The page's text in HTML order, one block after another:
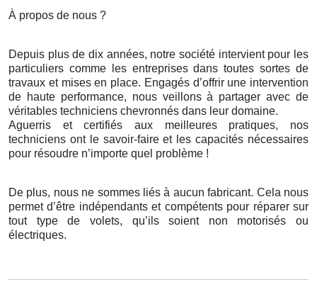
À propos de nous ?
Depuis plus de dix années, notre société intervient pour les
particuliers comme les entreprises dans toutes sortes de
travaux et mises en place. Engagés d’offrir une intervention
de haute performance, nous veillons à partager avec de
véritables techniciens chevronnés dans leur domaine.
Aguerris et certifiés aux meilleures pratiques, nos
techniciens ont le savoir-faire et les capacités nécessaires
pour résoudre n’importe quel problème !
De plus, nous ne sommes liés à aucun fabricant. Cela nous
permet d’être indépendants et compétents pour réparer sur
tout type de volets, qu’ils soient non motorisés ou
électriques.